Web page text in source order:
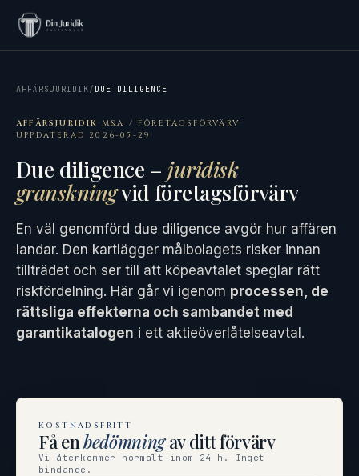
AFFÄRSJURIDIK/ DUE DILIGENCE
AFFÄRSJURIDIK · M&A / FÖRETAGSFÖRVÄRV·
UPPDATERAD 2026-05-29
Due diligence – juridisk
granskningvid företagsförvärv
En väl genomförd due diligence avgör hur affären
landar. Den kartlägger målbolagets risker innan
tillträdet och ser till att köpeavtalet speglar rätt
riskfördelning. Här går vi igenom processen, de
rättsliga effekterna och sambandet med
garantikatalogen i ett aktieöverlåtelseavtal.
KOSTNADSFRITT
Få enbedömningav ditt förvärv
Vi återkommer normalt inom 24 h. Inget
bindande.